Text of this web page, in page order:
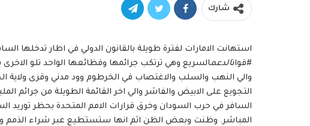
شارك
‏استهانت ⁧‫الامارات‬⁩ لفترة طويلة بالقانون الدولي في اطار تدخلها
⁧‫#قواتالدعمالسريع‬⁩ وهي ترتكب جرائمها وفظائعها الواحد تلو
والي النهب والسلب والاغتصاب في الخرطوم وود مدني وقرى ولاية
التجويع على الابيض والفاشر والي اخر القائمة الطويلة من جرائم
السافر في حرب السودان وخرق قرارات الامم المتحدة بحظر توريد
المباشر. وظنت وبعض الظن اثم انها ستستطيع عبر شراء الذمم